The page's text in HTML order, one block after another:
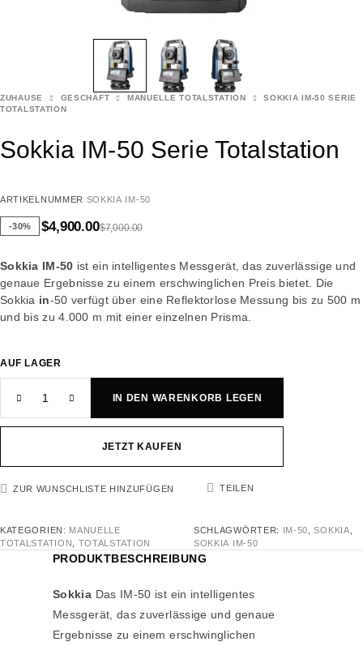
ZUHAUSE GESCHÄFT MANUELLE TOTALSTATION
SOKKIA IM-50 SERIE
TOTALSTATION
Sokkia IM-50 Serie Totalstation
ARTIKELNUMMER SOKKIA IM-50
-30% $7,000.00
$4,900.00
Sokkia IM-50 ist ein intelligentes Messgerät, das zuverlässige und
genaue Ergebnisse zu einem erschwinglichen Preis bietet. Die
Sokkia in-50 verfügt über eine Reflektorlose Messung bis zu 500 m
und bis zu 4.000 m mit einer einzelnen Prisma.
AUF LAGER
IN DEN WARENKORB LEGEN
JETZT KAUFEN
ZUR WUNSCHLISTE HINZUFÜGEN TEILEN
KATEGORIEN: MANUELLE
TOTALSTATION
TOTALSTATION
SCHLAGWÖRTER: IM-50 ,SOKKIA
SOKKIA IM-50
PRODUKTBESCHREIBUNG
Sokkia Das IM-50 ist ein intelligentes
Messgerät, das zuverlässige und genaue
Ergebnisse zu einem erschwinglichen